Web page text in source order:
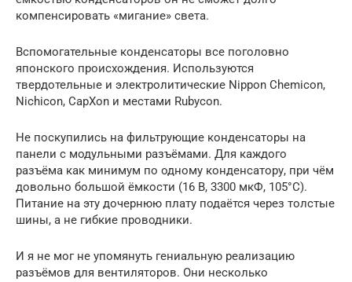
компенсировать «мигание» света.
Вспомогательные конденсаторы все поголовно
японского происхождения. Используются
твердотельные и электролитические Nippon Chemicon,
Nichicon, CapXon и местами Rubycon.
Не поскупились на фильтрующие конденсаторы на
панели с модульными разъёмами. Для каждого
разъёма как минимум по одному конденсатору, при чём
довольно большой ёмкости (16 В, 3300 мкФ, 105°C).
Питание на эту дочернюю плату подаётся через толстые
шины, а не гибкие проводники.
И я не мог не упомянуть гениальную реализацию
разъёмов для вентиляторов. Они несколько